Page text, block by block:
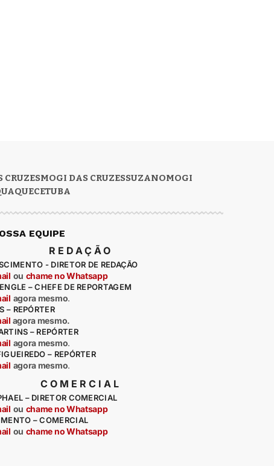
CRUZESMOGI DAS CRUZESSUZANOMOGI
EQUIPE
REDAÇÃO
- DIRETOR DE REDAÇÃO
ou chame no Whatsapp
– CHEFE DE REPORTAGEM
agora mesmo.
– REPÓRTER
agora mesmo.
– REPÓRTER
agora mesmo.
– REPÓRTER
agora mesmo.
COMERCIAL
– DIRETOR COMERCIAL
ou chame no Whatsapp
– COMERCIAL
ou chame no Whatsapp